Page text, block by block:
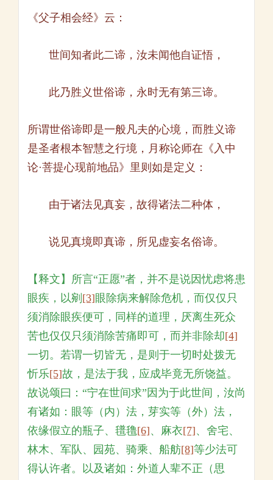
《父子相会经》云：
世间知者此二谛，汝未闻他自证悟，
此乃胜义世俗谛，永时无有第三谛。
所谓世俗谛即是一般凡夫的心境，而胜义谛
是圣者根本智慧之行境，月称论师在《入中
论·菩提心现前地品》里则如是定义：
由于诸法见真妄，故得诸法二种体，
说见真境即真谛，所见虚妄名俗谛。
【释文】所言“正愿”者，并不是说因忧虑将患
眼疾，以剜 [3]眼除病来解除危机，而仅仅只
须消除眼疾便可，同样的道理，厌离生死众
苦也仅仅只须消除苦痛即可，而并非除却[4]
一切。若谓一切皆无，是则于一切时处拨无
忻乐[5]故，是法于我，应成毕竟无所饶益。
故说颂曰：“宁在世间求”因为于此世间，汝尚
有诸如：眼等（内）法，芽实等（外）法，
依缘假立的瓶子、氆氇[6]、麻衣[7]、舍宅、
林木、军队、园苑、骑乘、船舫[8]等少法可
得认许者。以及诸如：外道人辈不正（思